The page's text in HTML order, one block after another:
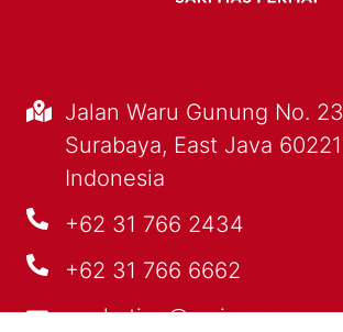
Jalan Waru Gunung No. 23
Surabaya, East Java 60221
Indonesia
+62 31 766 2434
+62 31 766 6662
marketing@sarimas.com